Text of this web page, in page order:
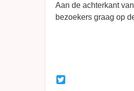
Aan de achterkant
bezoekers graag op